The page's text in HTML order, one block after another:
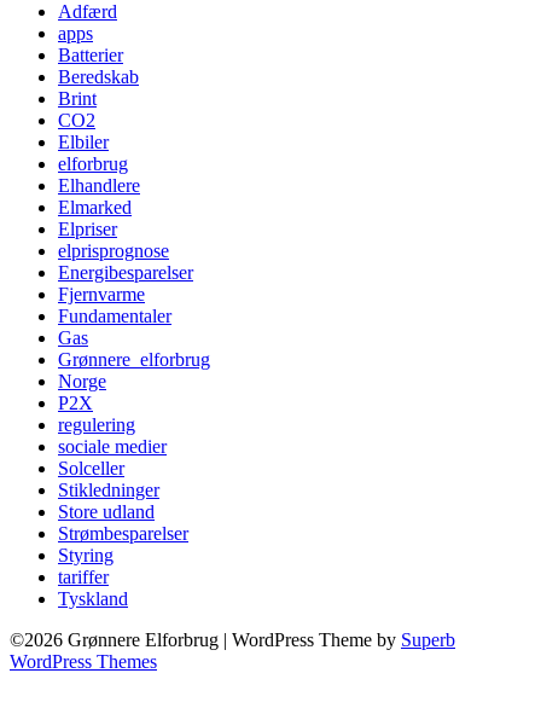
Adfærd
apps
Batterier
Beredskab
Brint
CO2
Elbiler
elforbrug
Elhandlere
Elmarked
Elpriser
elprisprognose
Energibesparelser
Fjernvarme
Fundamentaler
Gas
Grønnere_elforbrug
Norge
P2X
regulering
sociale medier
Solceller
Stikledninger
Store udland
Strømbesparelser
Styring
tariffer
Tyskland
©2026 Grønnere Elforbrug | WordPress Theme by Superb
WordPress Themes